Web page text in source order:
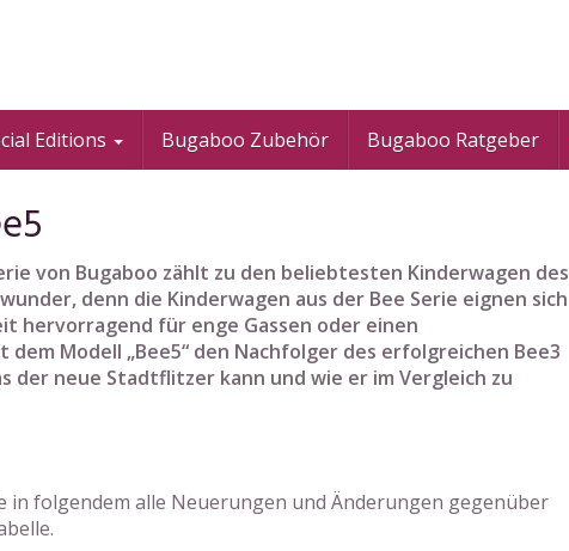
Editions Bugaboo Zubehör Bugaboo Ratgeber
von Bugaboo zählt zu den beliebtesten Kinderwagen des
denn die Kinderwagen aus der Bee Serie eignen sich
hervorragend für enge Gassen oder einen
dem Modell „Bee5“ den Nachfolger des erfolgreichen Bee3
der neue Stadtflitzer kann und wie er im Vergleich zu
in folgendem alle Neuerungen und Änderungen gegenüber